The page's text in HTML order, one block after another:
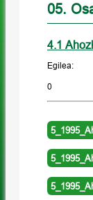
05.
4.1
Egilea:
0